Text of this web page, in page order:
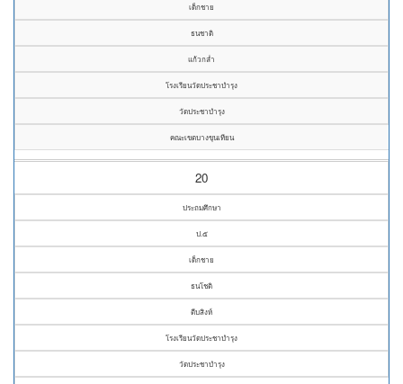
เด็กชาย
ธนชาติ
แก้วกล่ำ
โรงเรียนวัดประชาบำรุง
วัดประชาบำรุง
คณะเขตบางขุนเทียน
20
ประถมศึกษา
ป.๕
เด็กชาย
ธนโชติ
ตีบสิงห์
โรงเรียนวัดประชาบำรุง
วัดประชาบำรุง